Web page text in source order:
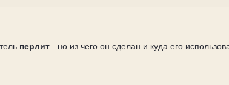
перлит - но из чего он сделан и куда его